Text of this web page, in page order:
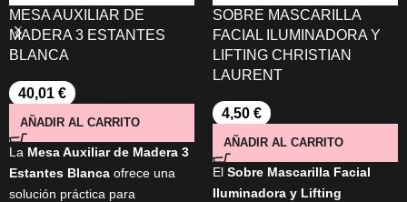
MESA AUXILIAR DE
MADERA 3 ESTANTES
BLANCA
40,01 €
AÑADIR AL CARRITO
La Mesa Auxiliar de Madera 3
Estantes Blanca ofrece una
solución práctica para
SOBRE MASCARILLA
FACIAL ILUMINADORA Y
LIFTING CHRISTIAN
LAURENT
4,50 €
AÑADIR AL CARRITO
El Sobre Mascarilla Facial
Iluminadora y Lifting